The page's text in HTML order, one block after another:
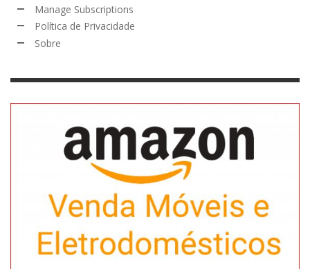
Manage Subscriptions
Política de Privacidade
Sobre